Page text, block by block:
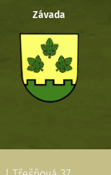
Závada